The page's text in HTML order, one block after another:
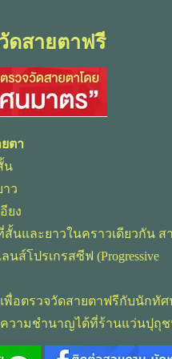
ดสายตาฟรี
ตา
น
าว
ยง
สั้นและยาวในคราวเดียวกัน ส
นส์โปรเกรสซีฟ (Progressive
พื่อตรวจวัดสายตาฟรีกับนักทัศ
วามชำนาญได้ที่ร้านแว่นปุถุ